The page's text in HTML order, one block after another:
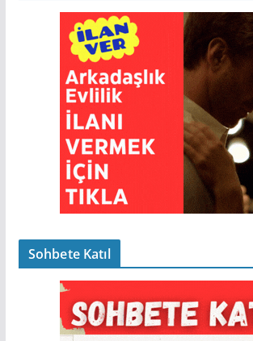
Sohbete Katıl